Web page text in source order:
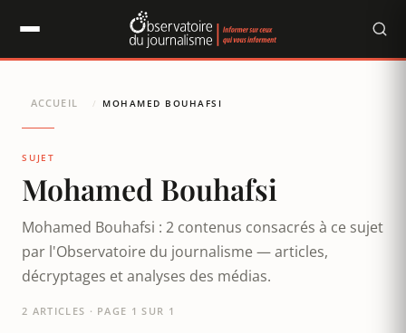
ACCUEIL / MOHAMED BOUHAFSI
SUJET
Mohamed Bouhafsi
Mohamed Bouhafsi : 2 contenus consacrés à ce sujet
par l'Observatoire du journalisme — articles,
décryptages et analyses des médias.
2 ARTICLES · PAGE 1 SUR 1
Panneau de gestion des cookies